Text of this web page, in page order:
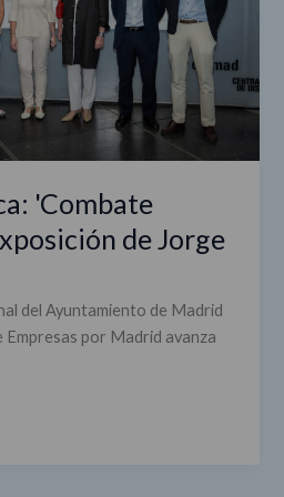
'Combate
de Jorge
del Ayuntamiento de Madrid
por Madrid avanza